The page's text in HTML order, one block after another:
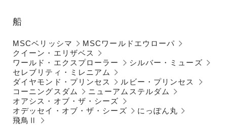
船
MSCベリッシマ
MSCワールドエウローパ
クイーン・エリザベス
ワールド・エクスプローラー
シルバー・ミューズ
セレブリティ・ミレニアム
ダイヤモンド・プリンセス
ルビー・プリンセス
コーニングスダム
ニューアムステルダム
オアシス・オブ・ザ・シーズ
オデッセイ・オブ・ザ・シーズ
にっぽん丸
飛鳥Ⅱ